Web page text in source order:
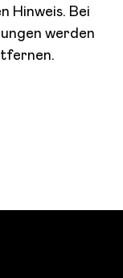
Hinweis. Bei
werden